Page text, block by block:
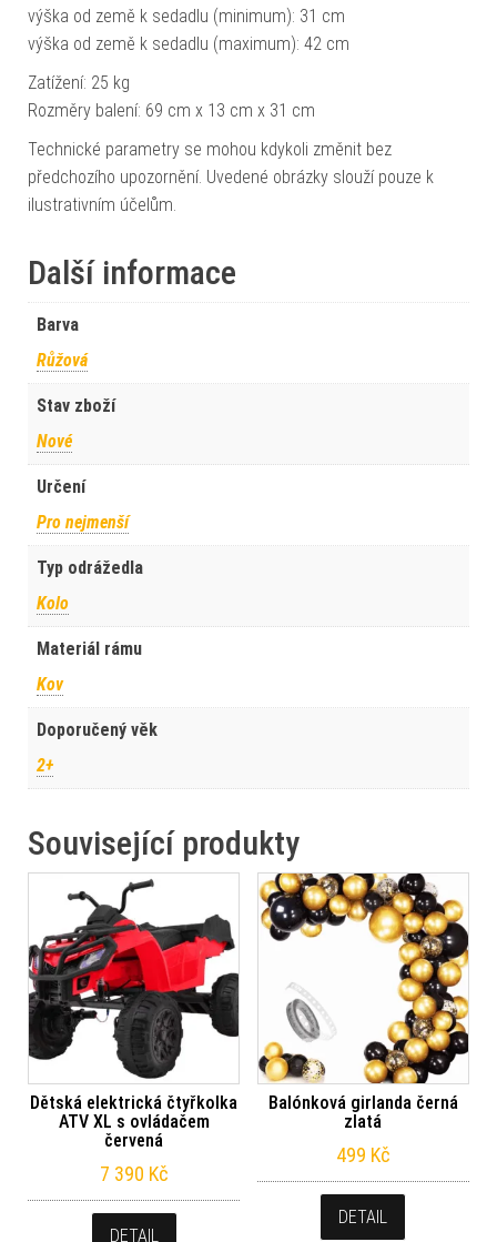
výška od země k sedadlu (minimum): 31 cm
výška od země k sedadlu (maximum): 42 cm
Zatížení: 25 kg
Rozměry balení: 69 cm x 13 cm x 31 cm
Technické parametry se mohou kdykoli změnit bez
předchozího upozornění. Uvedené obrázky slouží pouze k
ilustrativním účelům.
Další informace
Barva
Růžová
Stav zboží
Nové
Určení
Pro nejmenší
Typ odrážedla
Kolo
Materiál rámu
Kov
Doporučený věk
2+
Související produkty
Dětská elektrická čtyřkolka
ATV XL s ovládačem
červená
7 390 Kč
DETAIL
Balónková girlanda černá
zlatá
499 Kč
DETAIL